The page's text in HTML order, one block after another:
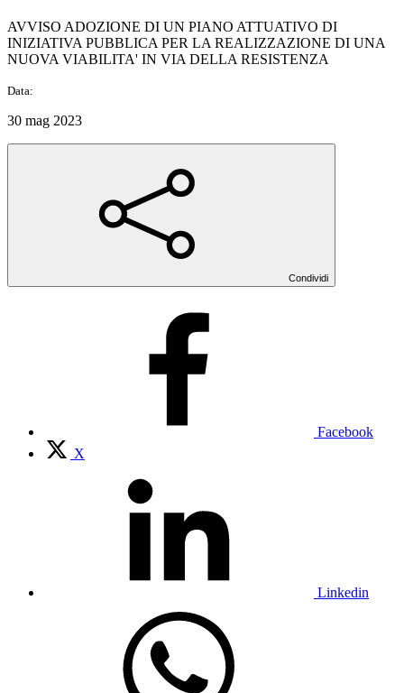
AVVISO ADOZIONE DI UN PIANO ATTUATIVO DI
INIZIATIVA PUBBLICA PER LA REALIZZAZIONE DI UNA
NUOVA VIABILITA' IN VIA DELLA RESISTENZA
Data:
30 mag 2023
Condividi
Facebook
X
Linkedin